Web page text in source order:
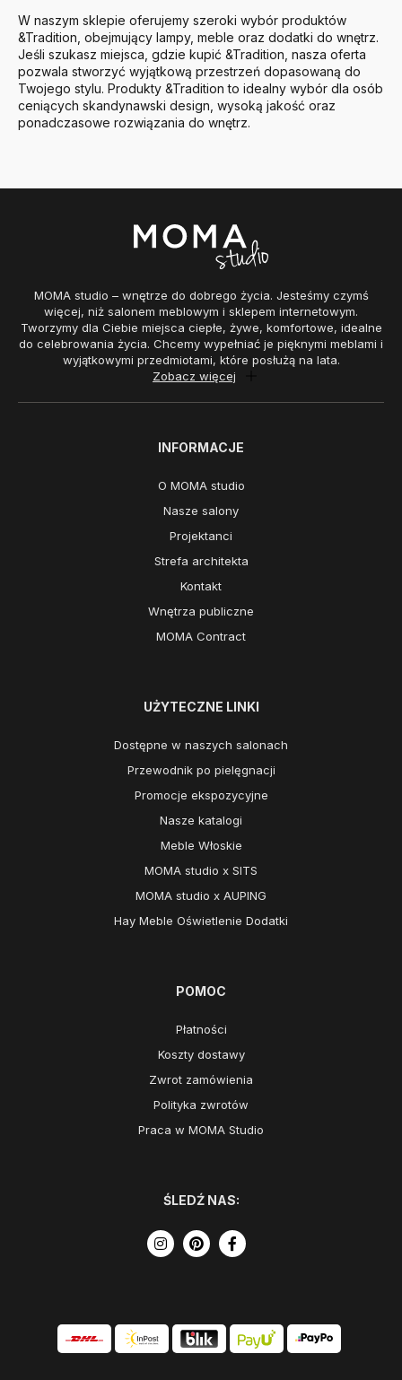
W naszym sklepie oferujemy szeroki wybór produktów
&Tradition , obejmujący lampy, meble oraz dodatki do wnętrz.
Jeśli szukasz miejsca, gdzie kupić &Tradition, nasza oferta
pozwala stworzyć wyjątkową przestrzeń dopasowaną do
Twojego stylu. Produkty &Tradition to idealny wybór dla osób
ceniących skandynawski design, wysoką jakość oraz
ponadczasowe rozwiązania do wnętrz.
MOMA studio – wnętrze do dobrego życia. Jesteśmy czymś
więcej, niż salonem meblowym i sklepem internetowym.
Tworzymy dla Ciebie miejsca ciepłe, żywe, komfortowe, idealne
do celebrowania życia. Chcemy wypełniać je pięknymi meblami i
wyjątkowymi przedmiotami, które posłużą na lata.
Zobacz więcej
INFORMACJE
O MOMA studio
Nasze salony
Projektanci
Strefa architekta
Kontakt
Wnętrza publiczne
MOMA Contract
UŻYTECZNE LINKI
Dostępne w naszych salonach
Przewodnik po pielęgnacji
Promocje ekspozycyjne
Nasze katalogi
Meble Włoskie
MOMA studio x SITS
MOMA studio x AUPING
Hay Meble Oświetlenie Dodatki
POMOC
Płatności
Koszty dostawy
Zwrot zamówienia
Polityka zwrotów
Praca w MOMA Studio
ŚLEDŹ NAS: